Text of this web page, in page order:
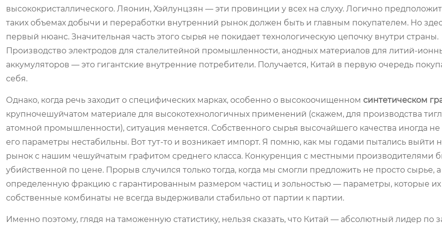
высококристаллического. Ляонин, Хэйлунцзян — эти провинции у всех на слуху. Логично
таких объемах добычи и переработки внутренний рынок должен быть и главным покупателем. Но
первый нюанс. Значительная часть этого сырья не покидает технологическую цепочку внутри страны.
Производство электродов для сталелитейной промышленности, анодных материалов для литий-
аккумуляторов — это гигантские внутренние потребители. Получается, Китай в первую очередь
себя.
Однако, когда речь заходит о специфических марках, особенно о высокоочищенном синтетическом
крупночешуйчатом материале для высокотехнологичных применений (скажем, для производства
атомной промышленности), ситуация меняется. Собственного сырья высочайшего качества иногда не
его параметры нестабильны. Вот тут-то и возникает импорт. Я помню, как мы годами пытались выйти
рынок с нашим чешуйчатым графитом среднего класса. Конкуренция с местными производителями
убийственной по цене. Прорыв случился только тогда, когда мы смогли предложить не просто сырье, а
определенную фракцию с гарантированным размером частиц и зольностью — параметры, которые их
собственные комбинаты не всегда выдерживали стабильно от партии к партии.
Именно поэтому, глядя на таможенную статистику, нельзя сказать, что Китай — абсолютный лидер по